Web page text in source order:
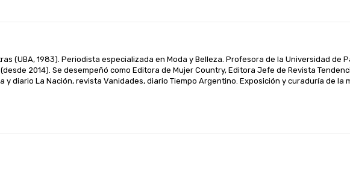
(UBA, 1983). Periodista especializada en Moda y Belleza. Profesora de la Universidad de
2014). Se desempeñó como Editora de Mujer Country, Editora Jefe de Revista
La Nación, revista Vanidades, diario Tiempo Argentino. Exposición y curaduría de la